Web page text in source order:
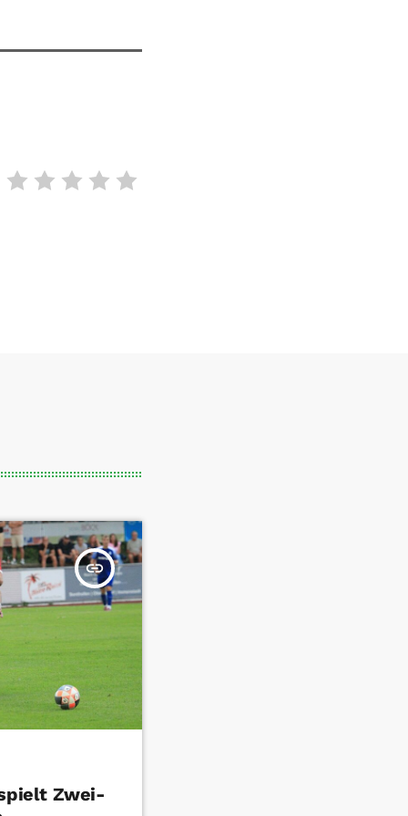
insert_link
Zwei-